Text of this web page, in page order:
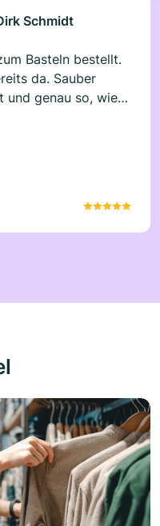
Schmidt
Basteln bestellt.
da. Sauber
und genau so, wie
Bastelleder
Recht vielen